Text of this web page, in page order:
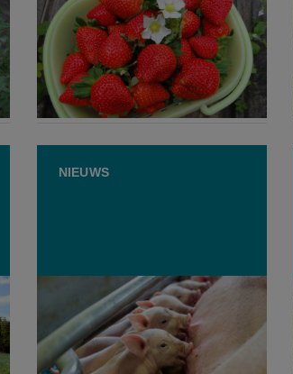
Vlaams Parlement in debat:
moet fruit voldoen aan
babynorm?
16 JULI 2026
NIEUWS
FAVV blikt terug op 2025:
dierengezondheid gaat erop
vooruit, fraude blijft opduiken